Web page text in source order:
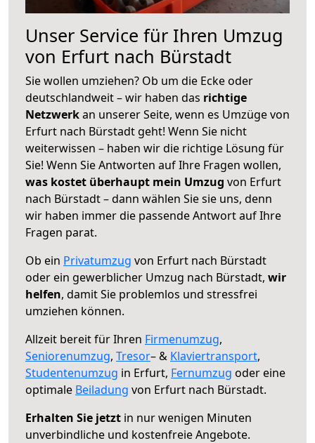
Unser Service für Ihren Umzug
von Erfurt nach Bürstadt
Sie wollen umziehen? Ob um die Ecke oder
deutschlandweit – wir haben das richtige
Netzwerkan unserer Seite, wenn es Umzüge von
Erfurt nach Bürstadt geht! Wenn Sie nicht
weiterwissen – haben wir die richtige Lösung für
Sie! Wenn Sie Antworten auf Ihre Fragen wollen,
was kostet überhaupt mein Umzug von Erfurt
nach Bürstadt – dann wählen Sie sie uns, denn
wir haben immer die passende Antwort auf Ihre
Fragen parat.
Ob ein Privatumzug von Erfurt nach Bürstadt
oder ein gewerblicher Umzug nach Bürstadt, wir
helfen, damit Sie problemlos und stressfrei
umziehen können.
Allzeit bereit für Ihren Firmenumzug,
Seniorenumzug, Tresor– & Klaviertransport,
Studentenumzug in Erfurt, Fernumzug oder eine
optimale Beiladung von Erfurt nach Bürstadt.
Erhalten Sie jetzt in nur wenigen Minuten
unverbindliche und kostenfreie Angebote.